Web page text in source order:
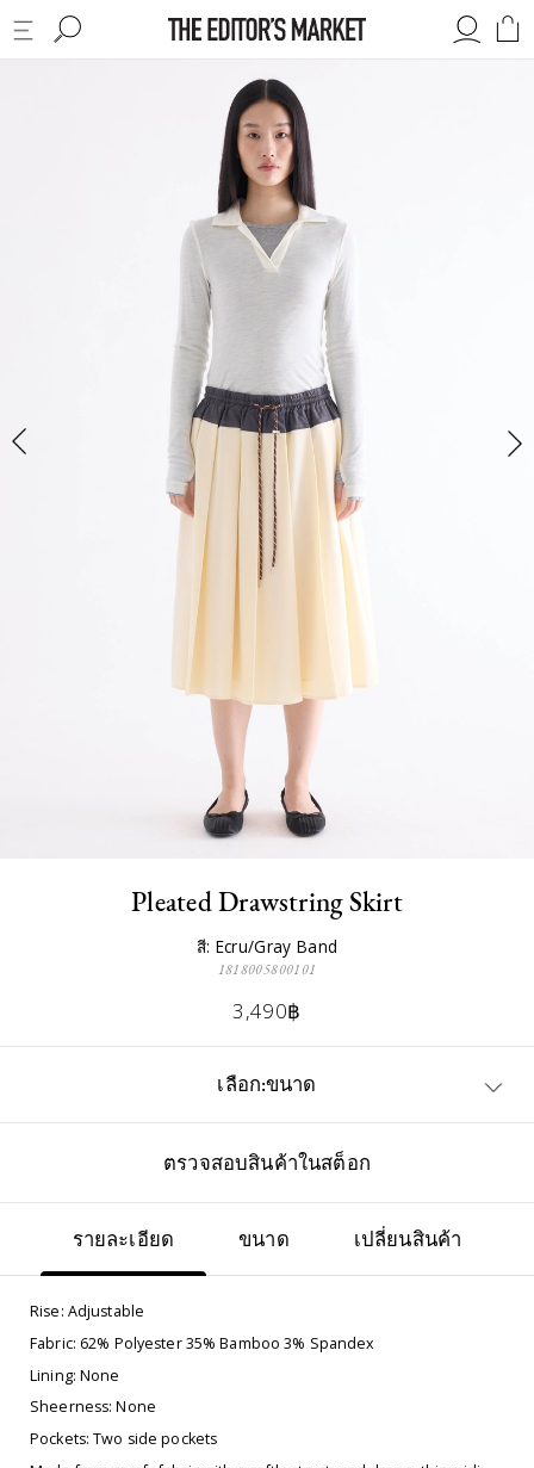
Pleated Drawstring Skirt
สี: Ecru/Gray Band
1818005800101
3,490฿
เลือก:ขนาด
ตรวจสอบสินค้าในสต็อก
รายละเอียด ขนาด เปลี่ยนสินค้า
Rise: Adjustable
Fabric: 62% Polyester 35% Bamboo 3% Spandex
Lining: None
Sheerness: None
Pockets: Two side pockets